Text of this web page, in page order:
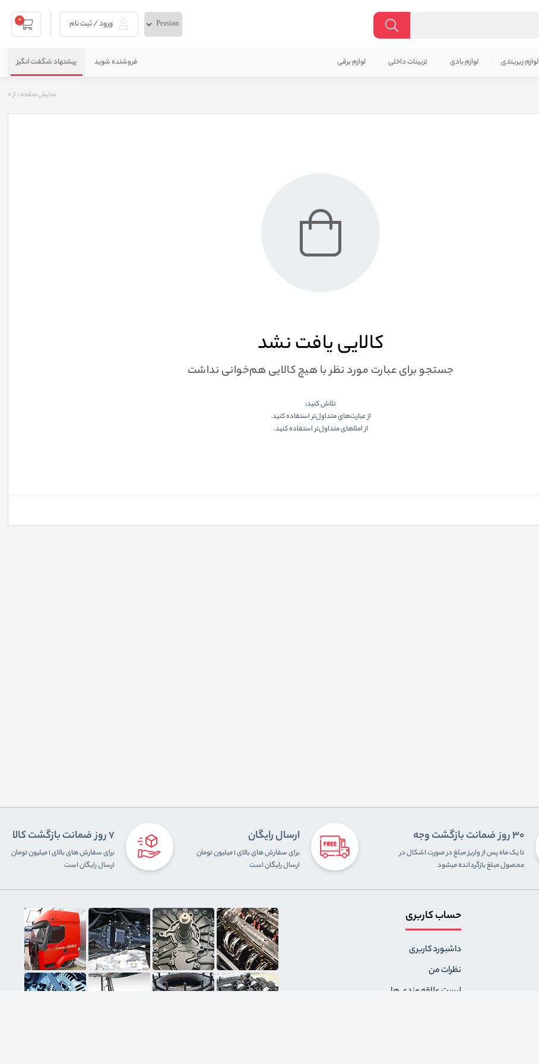
ورود / ثبت نام 0
لوازم زیربندی لوازم بادی تزیینات داخلی لوازم برقی فروشنده شوید پیشنهاد شگفت انگیز
نمایش صفحه 1از0
کالایی یافت نشد
جستجو برای عبارت مورد نظر با هیچ کالایی هم‌خوانی نداشت
تلاش کنید:
از عبارت‌های متداول‌تر استفاده کنید.
از املاهای متداول‌تر استفاده کنید.
30 روز ضمانت بازگشت وجه
تا یک ماه پس از واریز مبلغ در صورت اشکال در
محصول مبلغ بازگردانده میشود
ارسال رایگان
برای سفارش های بالای ۱ میلیون تومان
ارسال رایگان است
7 روز ضمانت بازگشت کالا
برای سفارش های بالای ۱ میلیون تومان
ارسال رایگان است
حساب کاربری
داشبورد کاربری
نظرات من
لیست علاقه مندی ها